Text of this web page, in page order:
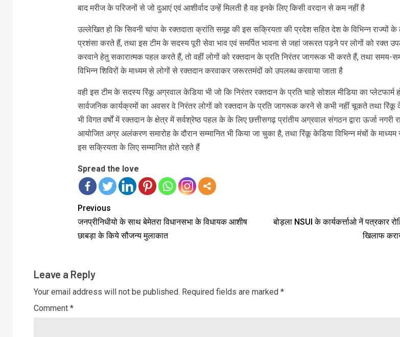
बाद मरीज के परिजनों से जो दुआएं एवं आशीर्वाद उन्हें मिलती है वह इनके लिए किसी वरदान से कम नहीं है
उल्लेखित हो कि सिवनी चांपा के रक्तदाता क्रांति समूह की इस सक्रियता की प्रदेश सहित देश के विभिन्न राज्यों के
प्रशंसा करते हैं, तथा इस टीम के सदस्य पूरी सेवा भाव एवं समर्पित भावना से जहां जरूरत पड़ने पर लोगों को रक्त
करवाने हेतु सकारात्मक पहल करते हैं, तो वहीं लोगों को रक्तदान के प्रति निरंतर जागरूक भी करते हैं, तथा समय-
विभिन्न शिविरों के माध्यम से लोगों से रक्तदान करवाकर जरूरतमंदों को उपलब्ध करवाया जाता है
वही इस टीम के सदस्य रिंकू अग्रवाल केडिया भी जो कि निरंतर रक्तदान के प्रति चाहे सोशल मीडिया का प्लेटफार्म
सार्वजनिक कार्यक्रमों का अवसर वे निरंतर लोगों को रक्तदान के प्रति जागरूक करने से कभी नहीं चूकते तथा रिंकू
भी विगत वर्षों में रक्तदान के क्षेत्र में सर्वश्रेष्ठ पहल के के लिए छत्तीसगढ़ प्रांतीय अग्रवाल संगठन द्वारा ऊर्जा नगरी
आयोजित अग्र अलंकरण समारोह के दौरान सम्मानित भी किया जा चुका है, तथा रिंकू केडिया विभिन्न मंचों के माध्यम
इस सक्रियता के लिए सम्मानित होते रहते हैं
Spread the love
Previous
जनप्रीनिधीयो के साथ बेमेतरा विधानसभा के विधायक आशीष
छाबड़ा के किये सौजन्य मुलाकात
बोड़ला NSUI के कार्यकर्त्ताओ नें पत्रकार
खिलाफ
Leave a Reply
Your email address will not be published. Required fields are marked *
Comment *